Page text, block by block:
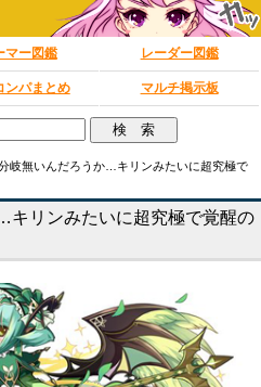
マー図鑑 レーダー図鑑
ンパまとめ マルチ掲示板
岐無いんだろうか…キリンみたいに超究極で
キリンみたいに超究極で覚醒の